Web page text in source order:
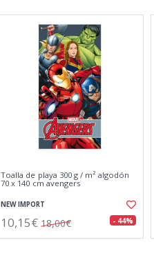
Toalla de playa 300 g / m² algodón
70 x 140 cm avengers
NEW IMPORT
10,15€ 18,00€ - 44%